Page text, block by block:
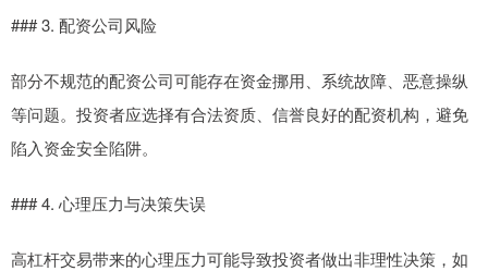
### 3. 配资公司风险
部分不规范的配资公司可能存在资金挪用、系统故障、恶意操纵
等问题。投资者应选择有合法资质、信誉良好的配资机构，避免
陷入资金安全陷阱。
### 4. 心理压力与决策失误
高杠杆交易带来的心理压力可能导致投资者做出非理性决策，如